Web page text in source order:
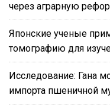
через аграрную
Японские ученые
томографию для
Исследование: Гана
импорта пшеничной